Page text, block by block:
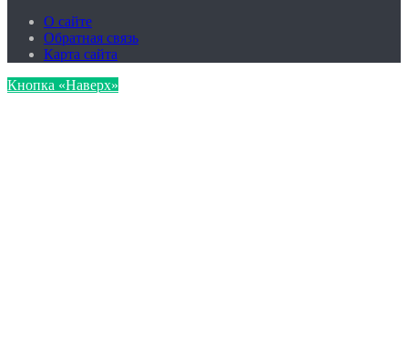
О сайте
Обратная связь
Карта сайта
Кнопка «Наверх»